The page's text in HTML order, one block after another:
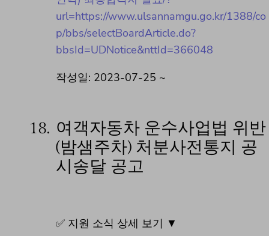
url=https://www.ulsannamgu.go.kr/1388/co
p/bbs/selectBoardArticle.do?
bbsId=UDNotice&nttId=366048
작성일: 2023-07-25 ~
18. 여객자동차 운수사업법 위반
(밤샘주차) 처분사전통지 공
시송달 공고
✅ 지원 소식 상세 보기 ▼